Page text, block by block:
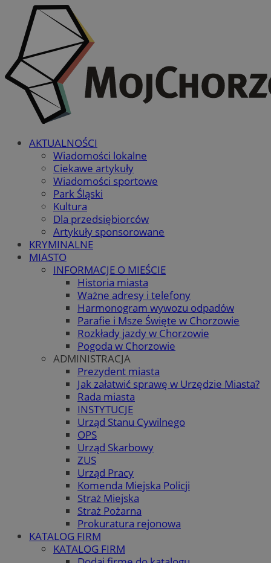
AKTUALNOŚCI
Wiadomości lokalne
Ciekawe artykuły
Wiadomości sportowe
Park Śląski
Kultura
Dla przedsiębiorców
Artykuły sponsorowane
KRYMINALNE
MIASTO
INFORMACJE O MIEŚCIE
Historia miasta
Ważne adresy i telefony
Harmonogram wywozu odpadów
Parafie i Msze Święte w Chorzowie
Rozkłady jazdy w Chorzowie
Pogoda w Chorzowie
ADMINISTRACJA
Prezydent miasta
Jak załatwić sprawę w Urzędzie Miasta?
Rada miasta
INSTYTUCJE
Urząd Stanu Cywilnego
OPS
Urząd Skarbowy
ZUS
Urząd Pracy
Komenda Miejska Policji
Straż Miejska
Straż Pożarna
Prokuratura rejonowa
KATALOG FIRM
KATALOG FIRM